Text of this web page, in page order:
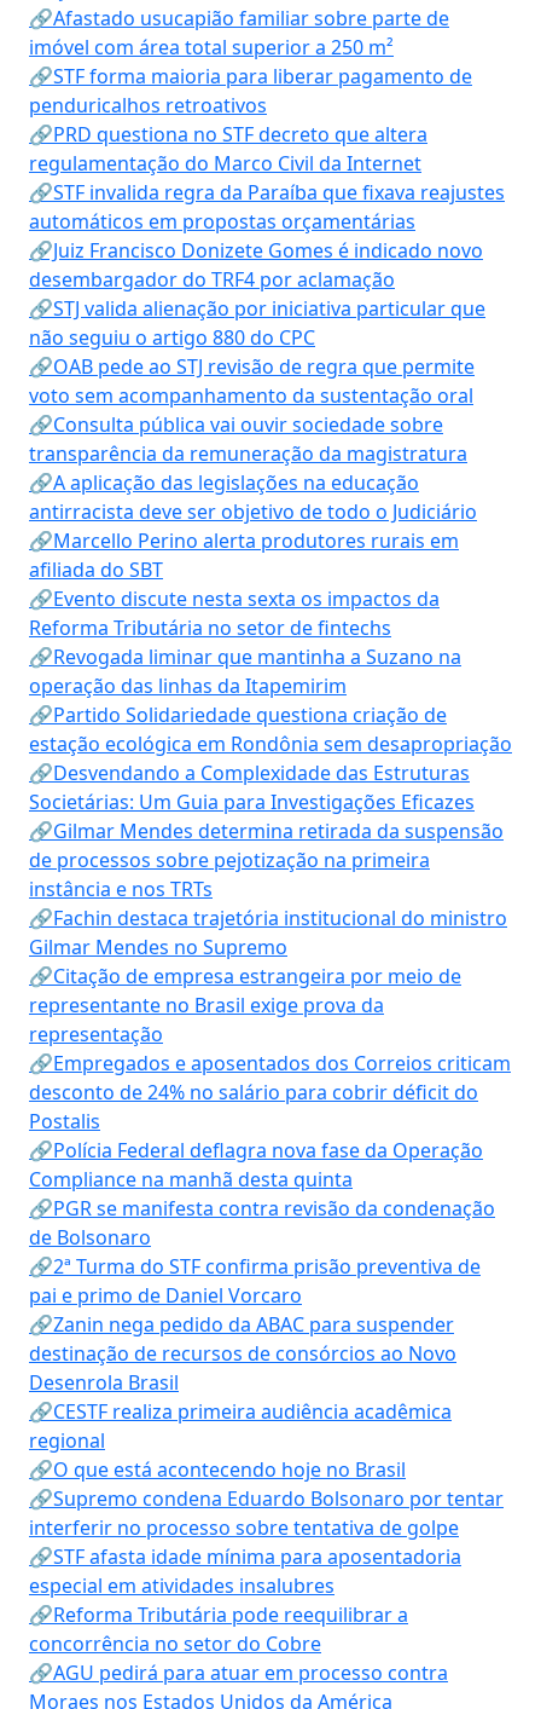
🔗Afastado usucapião familiar sobre parte de
imóvel com área total superior a 250 m²
🔗STF forma maioria para liberar pagamento de
penduricalhos retroativos
🔗PRD questiona no STF decreto que altera
regulamentação do Marco Civil da Internet
🔗STF invalida regra da Paraíba que fixava reajustes
automáticos em propostas orçamentárias
🔗Juiz Francisco Donizete Gomes é indicado novo
desembargador do TRF4 por aclamação
🔗STJ valida alienação por iniciativa particular que
não seguiu o artigo 880 do CPC
🔗OAB pede ao STJ revisão de regra que permite
voto sem acompanhamento da sustentação oral
🔗Consulta pública vai ouvir sociedade sobre
transparência da remuneração da magistratura
🔗A aplicação das legislações na educação
antirracista deve ser objetivo de todo o Judiciário
🔗Marcello Perino alerta produtores rurais em
afiliada do SBT
🔗Evento discute nesta sexta os impactos da
Reforma Tributária no setor de fintechs
🔗Revogada liminar que mantinha a Suzano na
operação das linhas da Itapemirim
🔗Partido Solidariedade questiona criação de
estação ecológica em Rondônia sem desapropriação
🔗Desvendando a Complexidade das Estruturas
Societárias: Um Guia para Investigações Eficazes
🔗Gilmar Mendes determina retirada da suspensão
de processos sobre pejotização na primeira
instância e nos TRTs
🔗Fachin destaca trajetória institucional do ministro
Gilmar Mendes no Supremo
🔗Citação de empresa estrangeira por meio de
representante no Brasil exige prova da
representação
🔗Empregados e aposentados dos Correios criticam
desconto de 24% no salário para cobrir déficit do
Postalis
🔗Polícia Federal deflagra nova fase da Operação
Compliance na manhã desta quinta
🔗PGR se manifesta contra revisão da condenação
de Bolsonaro
🔗2ª Turma do STF confirma prisão preventiva de
pai e primo de Daniel Vorcaro
🔗Zanin nega pedido da ABAC para suspender
destinação de recursos de consórcios ao Novo
Desenrola Brasil
🔗CESTF realiza primeira audiência acadêmica
regional
🔗O que está acontecendo hoje no Brasil
🔗Supremo condena Eduardo Bolsonaro por tentar
interferir no processo sobre tentativa de golpe
🔗STF afasta idade mínima para aposentadoria
especial em atividades insalubres
🔗Reforma Tributária pode reequilibrar a
concorrência no setor do Cobre
🔗AGU pedirá para atuar em processo contra
Moraes nos Estados Unidos da América